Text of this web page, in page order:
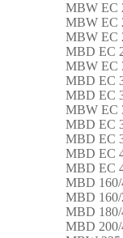
MBW EC
MBW EC
MBW EC
MBD EC
MBW EC
MBD EC
MBD EC
MBW EC
MBD EC
MBD EC
MBD EC
MBD EC
MBD
MBD
MBD
MBD